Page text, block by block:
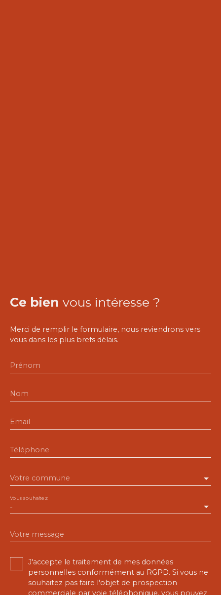
Ce bien vous intéresse ?
Merci de remplir le formulaire, nous reviendrons vers
vous dans les plus brefs délais.
Prénom
Nom
Email
Téléphone
Votre commune
-
Vous souhaitez
Votre message
J'accepte le traitement de mes données
personnelles conformément au RGPD. Si vous ne
souhaitez pas faire l'objet de prospection
commerciale par voie téléphonique, vous pouvez